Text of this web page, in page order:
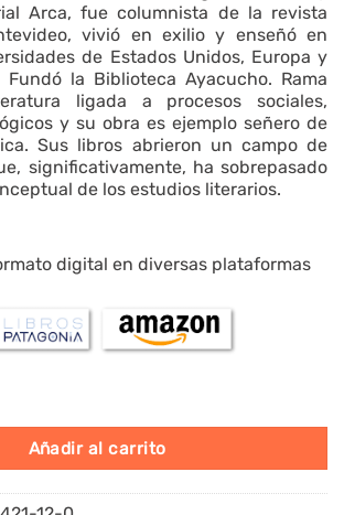
Arca, fue columnista de la revista
vivió en exilio y enseñó en
de Estados Unidos, Europa y
Fundó la Biblioteca Ayacucho. Rama
ligada a procesos sociales,
y su obra es ejemplo señero de
Sus libros abrieron un campo de
significativamente, ha sobrepasado
de los estudios literarios.
digital en diversas plataformas
Latina cantidad
Añadir al carrito